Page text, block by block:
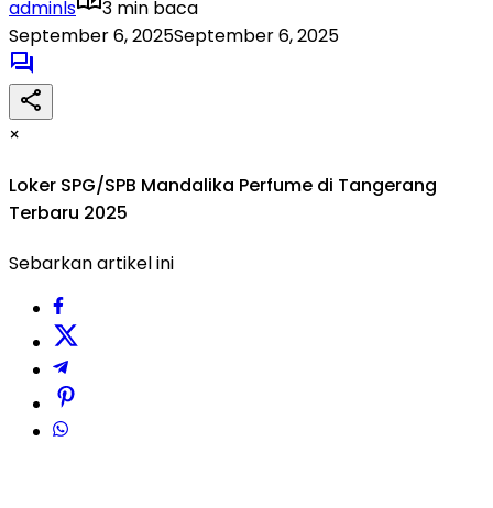
adminls
3 min baca
September 6, 2025September 6, 2025
×
Loker SPG/SPB Mandalika Perfume di Tangerang
Terbaru 2025
Sebarkan artikel ini